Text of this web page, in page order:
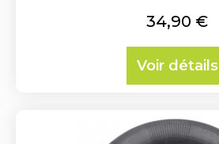
Prix
34,90 €
Voir détails